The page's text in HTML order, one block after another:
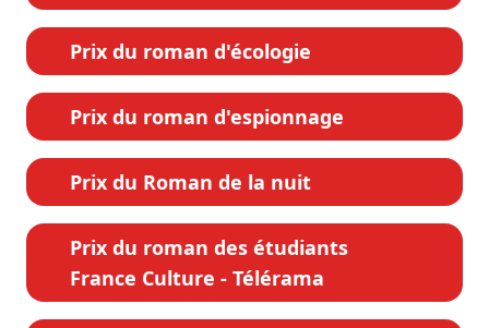
Prix du roman d'écologie
Prix du roman d'espionnage
Prix du Roman de la nuit
Prix du roman des étudiants
France Culture - Télérama